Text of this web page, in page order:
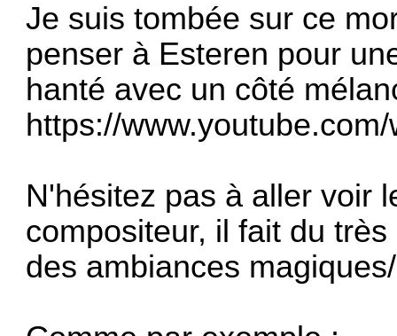
Je suis tombée sur ce
penser à Esteren pour
hanté avec un côté
https://
N'hésitez pas à aller voir
compositeur, il fait du
des ambiances